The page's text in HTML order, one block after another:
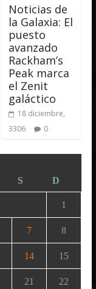
Noticias de
la Galaxia: El
puesto
avanzado
Rackham’s
Peak marca
el Zenit
galáctico
18 diciembre,
3306
0
S D
1
7 8
14 15
21 22